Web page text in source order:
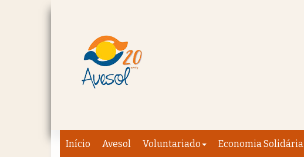
Início Avesol Voluntariado Economia Solidária